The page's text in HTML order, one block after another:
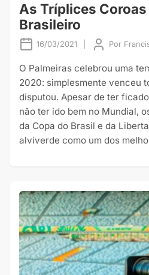
As Tríplices
Brasileiro
16/03/2021 Por
O Palmeiras celebrou uma
2020: simplesmente venceu
disputou. Apesar de ter
não ter ido bem no Mundial,
da Copa do Brasil e da
alviverde como um dos